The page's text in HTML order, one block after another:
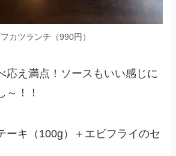
カツランチ（990円）
応え満点！ソースもいい感じに
～！！
ーキ（100g）＋エビフライのセ